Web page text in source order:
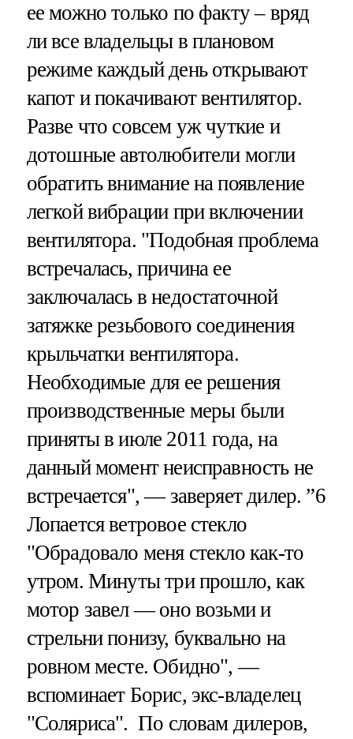
ее можно только по факту – вряд
ли все владельцы в плановом
режиме каждый день открывают
капот и покачивают вентилятор.
Разве что совсем уж чуткие и
дотошные автолюбители могли
обратить внимание на появление
легкой вибрации при включении
вентилятора. "Подобная проблема
встречалась, причина ее
заключалась в недостаточной
затяжке резьбового соединения
крыльчатки вентилятора.
Необходимые для ее решения
производственные меры были
приняты в июле 2011 года, на
данный момент неисправность не
встречается", — заверяет дилер. ”6
Лопается ветровое стекло
"Обрадовало меня стекло как-то
утром. Минуты три прошло, как
мотор завел — оно возьми и
стрельни понизу, буквально на
ровном месте. Обидно", —
вспоминает Борис, экс-владелец
"Соляриса". По словам дилеров,